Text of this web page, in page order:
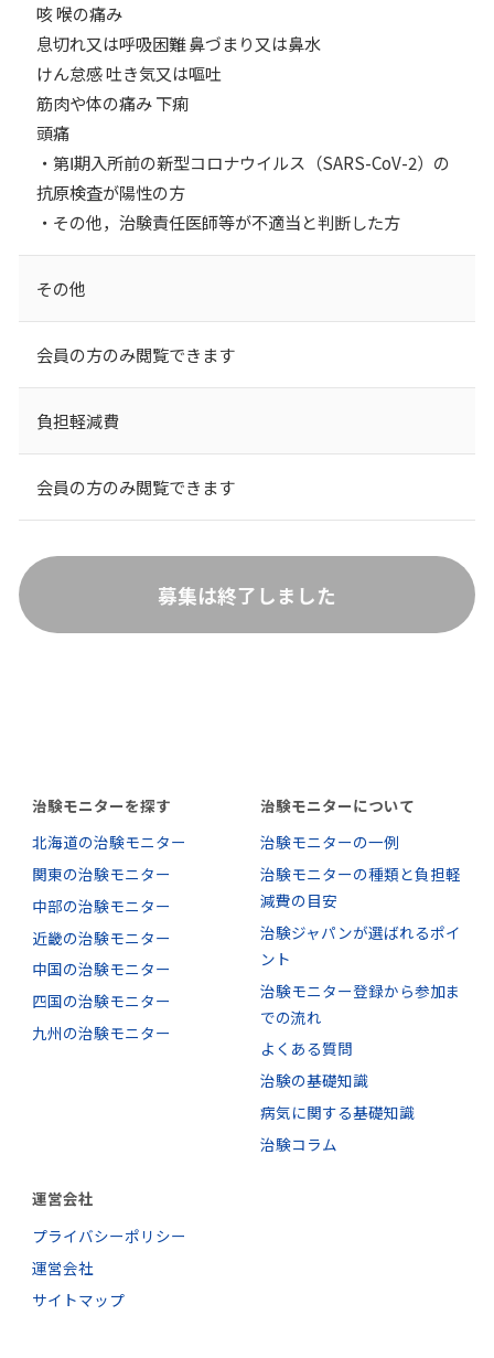
咳 喉の痛み
息切れ又は呼吸困難 鼻づまり又は鼻水
けん怠感 吐き気又は嘔吐
筋肉や体の痛み 下痢
頭痛
・第Ⅰ期入所前の新型コロナウイルス（SARS-CoV-2）の
抗原検査が陽性の方
・その他，治験責任医師等が不適当と判断した方
その他
会員の方のみ閲覧できます
負担軽減費
会員の方のみ閲覧できます
募集は終了しました
治験モニターを探す
北海道の治験モニター
関東の治験モニター
中部の治験モニター
近畿の治験モニター
中国の治験モニター
四国の治験モニター
九州の治験モニター
治験モニターについて
治験モニターの一例
治験モニターの種類と負担軽
減費の目安
治験ジャパンが選ばれるポイ
ント
治験モニター登録から参加ま
での流れ
よくある質問
治験の基礎知識
病気に関する基礎知識
治験コラム
運営会社
プライバシーポリシー
運営会社
サイトマップ